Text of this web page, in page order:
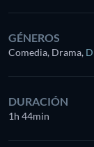
GÉNEROS
Comedia, Drama,
DURACIÓN
1h 44min